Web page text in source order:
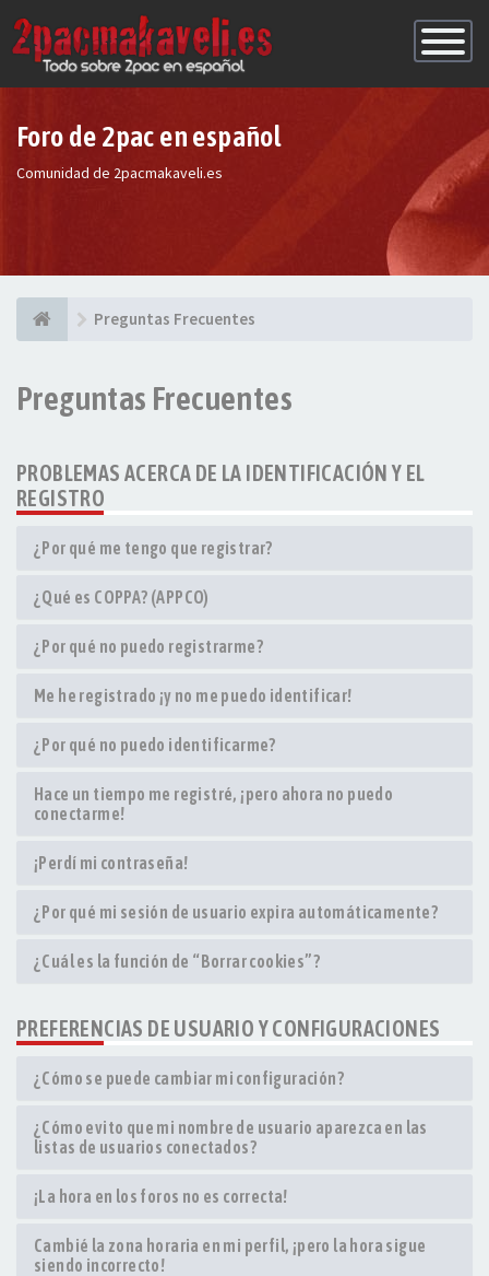
de
Foro de 2pac en español
Comunidad de 2pacmakaveli.es
Preguntas Frecuentes
Preguntas Frecuentes
PROBLEMAS ACERCA DE LA IDENTIFICACIÓN Y EL
REGISTRO
¿Por qué me tengo que registrar?
¿Qué es COPPA? (APPCO)
¿Por qué no puedo registrarme?
Me he registrado ¡y no me puedo identificar!
¿Por qué no puedo identificarme?
Hace un tiempo me registré, ¡pero ahora no puedo
conectarme!
¡Perdí mi contraseña!
¿Por qué mi sesión de usuario expira automáticamente?
¿Cuál es la función de “Borrar cookies”?
PREFERENCIAS DE USUARIO Y CONFIGURACIONES
¿Cómo se puede cambiar mi configuración?
¿Cómo evito que mi nombre de usuario aparezca en las
listas de usuarios conectados?
¡La hora en los foros no es correcta!
Cambié la zona horaria en mi perfil, ¡pero la hora sigue
siendo incorrecto!